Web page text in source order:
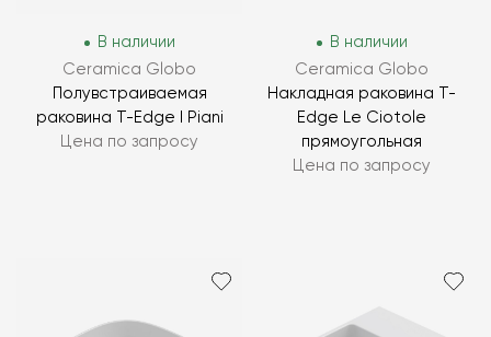
В наличии
Ceramica Globo
Полувстраиваемая
раковина T-Edge I Piani
Цена по запросу
В наличии
Ceramica Globo
Накладная раковина T-
Edge Le Ciotole
прямоугольная
Цена по запросу